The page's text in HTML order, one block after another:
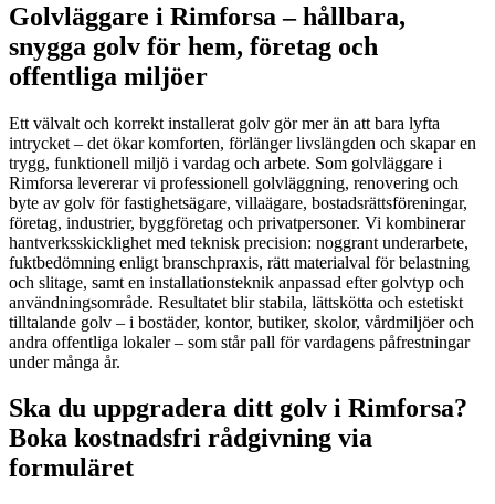
Golvläggare i Rimforsa – hållbara,
snygga golv för hem, företag och
offentliga miljöer
Ett välvalt och korrekt installerat golv gör mer än att bara lyfta
intrycket – det ökar komforten, förlänger livslängden och skapar en
trygg, funktionell miljö i vardag och arbete. Som golvläggare i
Rimforsa levererar vi professionell golvläggning, renovering och
byte av golv för fastighetsägare, villaägare, bostadsrättsföreningar,
företag, industrier, byggföretag och privatpersoner. Vi kombinerar
hantverksskicklighet med teknisk precision: noggrant underarbete,
fuktbedömning enligt branschpraxis, rätt materialval för belastning
och slitage, samt en installationsteknik anpassad efter golvtyp och
användningsområde. Resultatet blir stabila, lättskötta och estetiskt
tilltalande golv – i bostäder, kontor, butiker, skolor, vårdmiljöer och
andra offentliga lokaler – som står pall för vardagens påfrestningar
under många år.
Ska du uppgradera ditt golv i Rimforsa?
Boka kostnadsfri rådgivning via
formuläret